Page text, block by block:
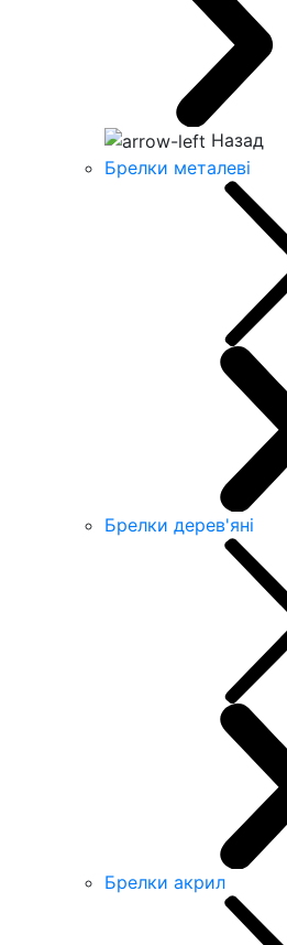
Назад
Брелки металеві
Брелки дерев'яні
Брелки акрил